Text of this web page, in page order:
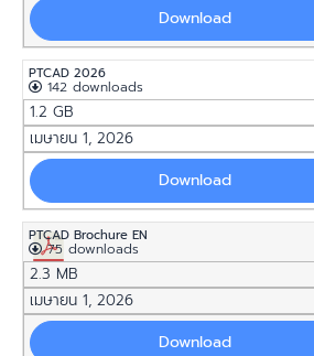
Download
PTCAD 2026
142 downloads
1.2 GB
เมษายน 1, 2026
Download
PTCAD Brochure EN
75 downloads
2.3 MB
เมษายน 1, 2026
Download